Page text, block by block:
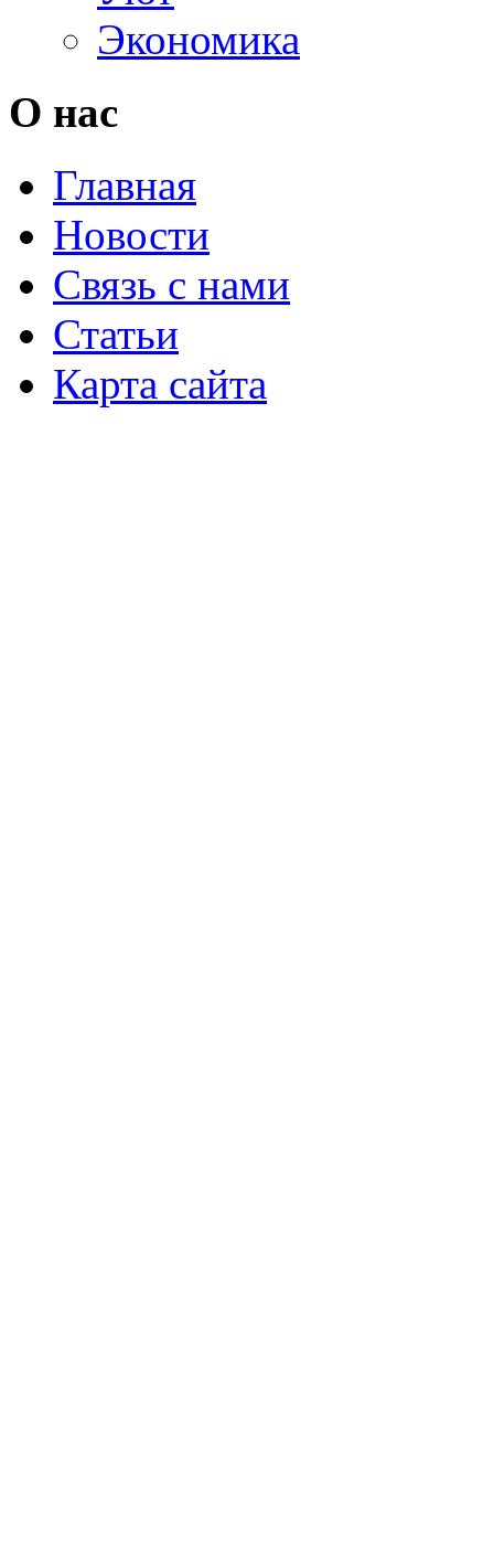
Экономика
О нас
Главная
Новости
Связь с нами
Статьи
Карта сайта